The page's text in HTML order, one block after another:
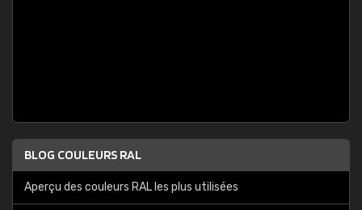
BLOG COULEURS RAL
Aperçu des couleurs RAL les plus utilisées